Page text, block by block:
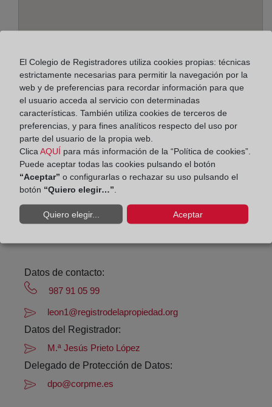
Dirección:
Carmen, 7 - 1º, oficina 1, 24001
Horario:
De lunes a viernes de 09:00 a 17:00 horas
Agosto: De lunes a viernes de 09:00 a 14:00 horas
Los días 24 y 31 de diciembre de 09:00 a 14:00
Datos de contacto:
987 91 05 99
leon1@registrodelapropiedad.org
Datos del Registrador:
M.ª Jesús Prieto López
Delegado de Protección de Datos:
dpo@corpme.es
El Colegio de Registradores utiliza cookies propias: técnicas
estrictamente necesarias para permitir la navegación por la
web y de preferencias para recordar información para que
el usuario acceda al servicio con determinadas
características. También utiliza cookies de terceros de
preferencias, y para fines analíticos respecto del uso por
parte del usuario de la propia web.
Clica AQUÍ para más información de la “Política de cookies”.
Puede aceptar todas las cookies pulsando el botón
“Aceptar” o configurarlas o rechazar su uso pulsando el
botón “Quiero elegir…”
Quiero elegir... Aceptar